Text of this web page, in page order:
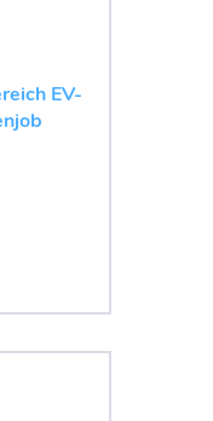
EV-